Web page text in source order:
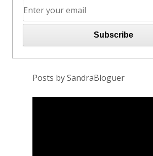
Posts by SandraBloguer